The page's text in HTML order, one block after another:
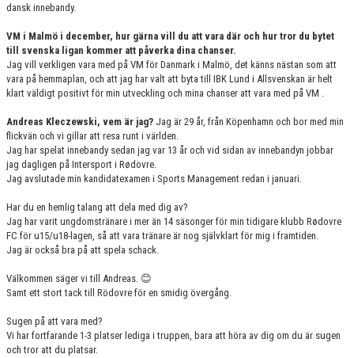
dansk innebandy.
VM i Malmö i december, hur gärna vill du att vara där och hur tror du bytet
till svenska ligan kommer att påverka dina chanser.
Jag vill verkligen vara med på VM för Danmark i Malmö, det känns nästan som att
vara på hemmaplan, och att jag har valt att byta till IBK Lund i Allsvenskan är helt
klart väldigt positivt för min utveckling och mina chanser att vara med på VM .
Andreas Kleczewski, vem är jag? Jag är 29 år, från Köpenhamn och bor med min
flickvän och vi gillar att resa runt i världen.
Jag har spelat innebandy sedan jag var 13 år och vid sidan av innebandyn jobbar
jag dagligen på Intersport i Rødovre.
Jag avslutade min kandidatexamen i Sports Management redan i januari.
Har du en hemlig talang att dela med dig av?
Jag har varit ungdomstränare i mer än 14 säsonger för min tidigare klubb Rødovre
FC för u15/u18-lagen, så att vara tränare är nog självklart för mig i framtiden.
Jag är också bra på att spela schack.
Välkommen säger vi till Andreas. 😊
Samt ett stort tack till Rödovre för en smidig övergång.
Sugen på att vara med?
Vi har fortfarande 1-3 platser lediga i truppen, bara att höra av dig om du är sugen
och tror att du platsar.